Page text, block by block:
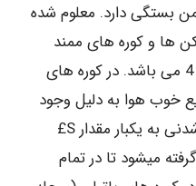
بستگی دارد. معلوم شده
و کوره های ممند
ضریب ایمنی S£ مساوی 4 می باشد. در کوره های
خوب هوا به دلیل وجود
مقدار زیادی مواد خشک شدنی به یکبار مقدار S£
در نظر گرفته میشود تا در تمام